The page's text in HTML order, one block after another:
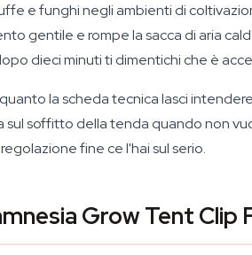
e funghi negli ambienti di
gentile e rompe la sacca di aria
dieci minuti ti dimentichi che è
la scheda tecnica lasci
sul soffitto della tenda quando non
fine ce l'hai sul serio.
Grow Tent Clip